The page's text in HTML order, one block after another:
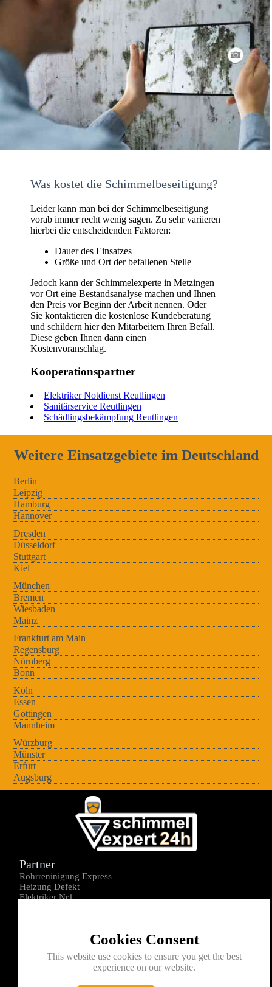
Was kostet die Schimmelbeseitigung?
Leider kann man bei der Schimmelbeseitigung
vorab immer recht wenig sagen. Zu sehr variieren
hierbei die entscheidenden Faktoren:
Dauer des Einsatzes
Größe und Ort der befallenen Stelle
Jedoch kann der Schimmelexperte in Metzingen
vor Ort eine Bestandsanalyse machen und Ihnen
den Preis vor Beginn der Arbeit nennen. Oder
Sie kontaktieren die kostenlose Kundeberatung
und schildern hier den Mitarbeitern Ihren Befall.
Diese geben Ihnen dann einen
Kostenvoranschlag.
Kooperationspartner
Elektriker Notdienst Reutlingen
Sanitärservice Reutlingen
Schädlingsbekämpfung Reutlingen
Weitere Einsatzgebiete im Deutschland
Berlin
Leipzig
Hamburg
Hannover
Dresden
Düsseldorf
Stuttgart
Kiel
München
Bremen
Wiesbaden
Mainz
Frankfurt am Main
Regensburg
Nürnberg
Bonn
Köln
Essen
Göttingen
Mannheim
Würzburg
Münster
Erfurt
Augsburg
Cookies Consent
This website use cookies to ensure you get the best
experience on our website.
Partner
Rohrreninigung Express
Heizung Defekt
Elektriker Nr1
Kontakt